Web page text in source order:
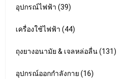
อุปกรณ์ไฟฟ้า (39)
เครื่องใช้ไฟฟ้า (44)
ถุงยางอนามัย & เจลหล่อลื่น (131)
อุปกรณ์ออกกำลังกาย (16)